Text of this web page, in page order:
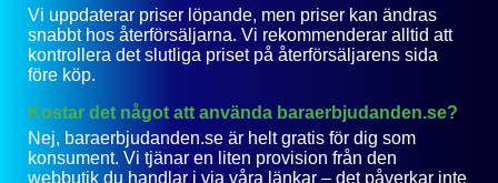
Vi uppdaterar priser löpande, men priser kan ändras
snabbt hos återförsäljarna. Vi rekommenderar alltid att
kontrollera det slutliga priset på återförsäljarens sida
före köp.
Kostar det något att använda baraerbjudanden.se?
Nej, baraerbjudanden.se är helt gratis för dig som
konsument. Vi tjänar en liten provision från den
webbutik du handlar i via våra länkar – det påverkar inte